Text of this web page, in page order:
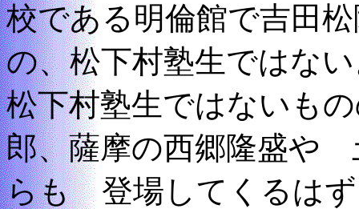
校である明倫館で吉田
の、松下村塾生ではな
松下村塾生ではないも
郎、薩摩の西郷隆盛や
らも 登場してくるは